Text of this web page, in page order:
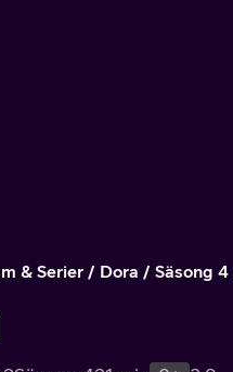
& Serier Dora Säsong 4